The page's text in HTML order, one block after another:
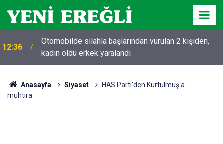
12:36
Otomobilde silahla başlarından vurulan 2 kişiden,
kadın öldü erkek yaralandı
Anasayfa Siyaset
HAS Parti'den Kurtulmuş'a
muhtıra